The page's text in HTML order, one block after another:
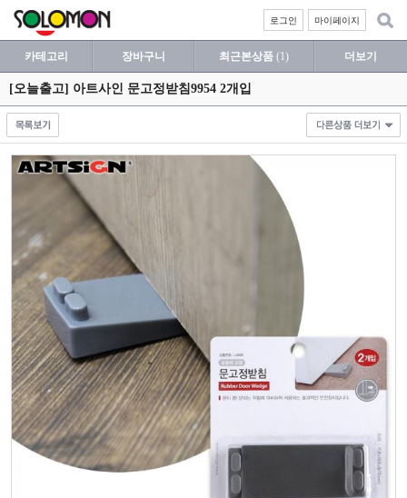
마이페이지
로그인
카테고리 장바구니 최근본상품 (1) 더보기
[오늘출고] 아트사인 문고정받침9954 2개입